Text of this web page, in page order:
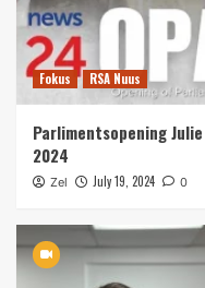
Fokus RSA Nuus
Parlimentsopening Julie
2024
Zel July 19, 2024 0